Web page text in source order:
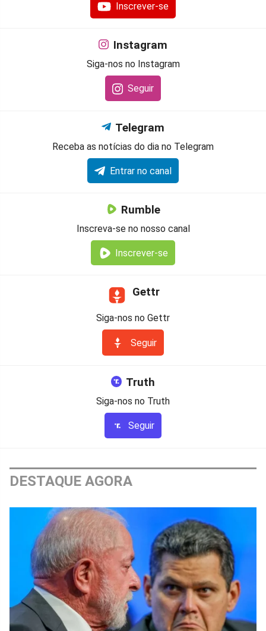
Inscrever-se
Instagram
Siga-nos no Instagram
Seguir
Telegram
Receba as notícias do dia no Telegram
Entrar no canal
Rumble
Inscreva-se no nosso canal
Inscrever-se
Gettr
Siga-nos no Gettr
Seguir
Truth
Siga-nos no Truth
Seguir
DESTAQUE AGORA